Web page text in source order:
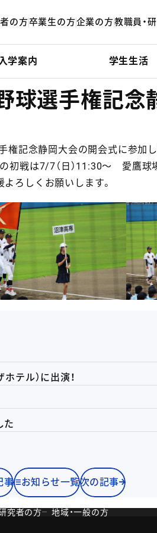
の方卒業生の方企業の方教職員・
学案内 学生生活
球選手権記念
記念静岡大会の開会式に参加し
初戦は7/7（日）11:30～ 愛鷹球
ろしくお願いします。
テル）に出演！
た
事 お知らせ一覧次の記事
究者の方
地域・一般の方